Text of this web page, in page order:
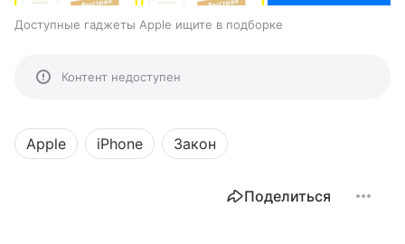
Доступные гаджеты Apple ищите в подборке
Контент недоступен
Apple iPhone Закон
Поделиться